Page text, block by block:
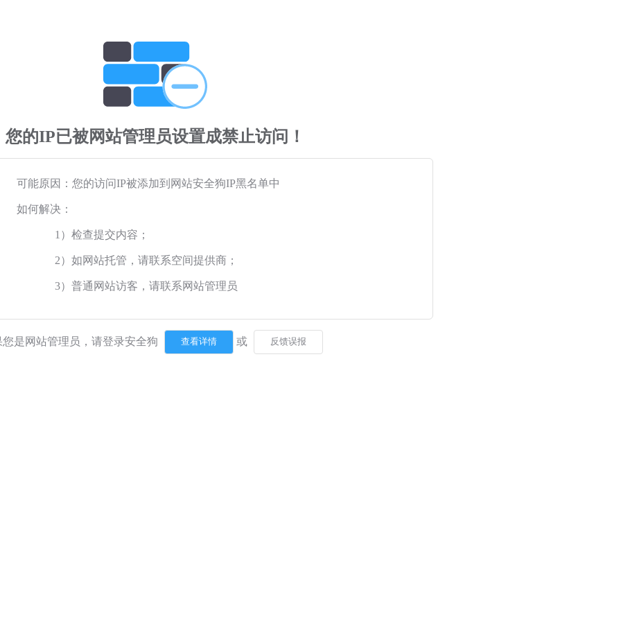
您的IP已被网站管理员设置成禁止访问！
可能原因：您的访问IP被添加到网站安全狗IP黑名单中
如何解决：
1）检查提交内容；
2）如网站托管，请联系空间提供商；
3）普通网站访客，请联系网站管理员
您是网站管理员，请登录安全狗 或